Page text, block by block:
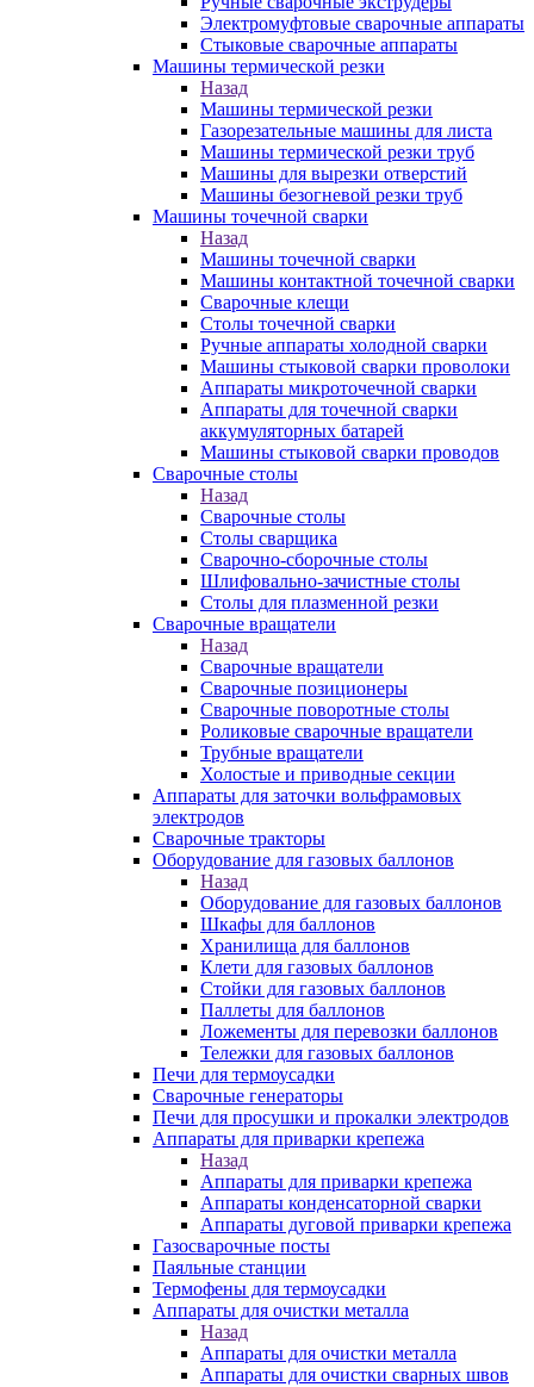
Электромуфтовые сварочные аппараты
Стыковые сварочные аппараты
Машины термической резки
Назад
Машины термической резки
Газорезательные машины для листа
Машины термической резки труб
Машины для вырезки отверстий
Машины безогневой резки труб
Машины точечной сварки
Назад
Машины точечной сварки
Машины контактной точечной сварки
Сварочные клещи
Столы точечной сварки
Ручные аппараты холодной сварки
Машины стыковой сварки проволоки
Аппараты микроточечной сварки
Аппараты для точечной сварки
аккумуляторных батарей
Машины стыковой сварки проводов
Сварочные столы
Назад
Сварочные столы
Столы сварщика
Сварочно-сборочные столы
Шлифовально-зачистные столы
Столы для плазменной резки
Сварочные вращатели
Назад
Сварочные вращатели
Сварочные позиционеры
Сварочные поворотные столы
Роликовые сварочные вращатели
Трубные вращатели
Холостые и приводные секции
Аппараты для заточки вольфрамовых
электродов
Сварочные тракторы
Оборудование для газовых баллонов
Назад
Оборудование для газовых баллонов
Шкафы для баллонов
Хранилища для баллонов
Клети для газовых баллонов
Стойки для газовых баллонов
Паллеты для баллонов
Ложементы для перевозки баллонов
Тележки для газовых баллонов
Печи для термоусадки
Сварочные генераторы
Печи для просушки и прокалки электродов
Аппараты для приварки крепежа
Назад
Аппараты для приварки крепежа
Аппараты конденсаторной сварки
Аппараты дуговой приварки крепежа
Газосварочные посты
Паяльные станции
Термофены для термоусадки
Аппараты для очистки металла
Назад
Аппараты для очистки металла
Аппараты для очистки сварных швов